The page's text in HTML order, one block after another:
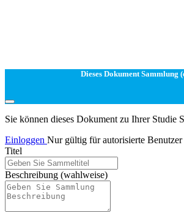
Dieses Dokument Sammlung
Sie können dieses Dokument zu Ihrer Studie
Einloggen Nur gültig für autorisierte Benutzer
Titel
Beschreibung (wahlweise)